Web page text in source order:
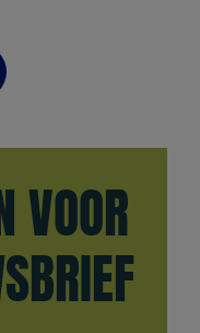
item
VOOR